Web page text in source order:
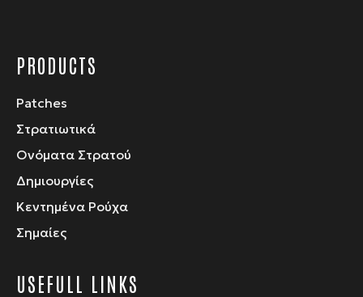
PRODUCTS
Patches
Στρατιωτικά
Ονόματα Στρατού
Δημιουργίες
Κεντημένα Ρούχα
Σημαίες
USEFULL LINKS